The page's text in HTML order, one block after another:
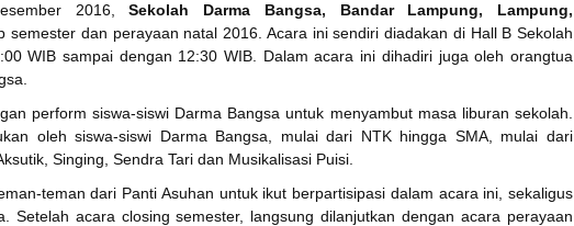
2016,Sekolah Darma Bangsa, Bandar Lampung, Lampung,
semester dan perayaan natal 2016. Acara ini sendiri diadakan di Hall B Sekolah
WIB sampai dengan 12:30 WIB. Dalam acara ini dihadiri juga oleh orangtua
perform siswa-siswi Darma Bangsa untuk menyambut masa liburan sekolah.
oleh siswa-siswi Darma Bangsa, mulai dari NTK hingga SMA, mulai dari
Singing, Sendra Tari dan Musikalisasi Puisi.
teman dari Panti Asuhan untuk ikut berpartisipasi dalam acara ini, sekaligus
Setelah acara closing semester, langsung dilanjutkan dengan acara perayaan